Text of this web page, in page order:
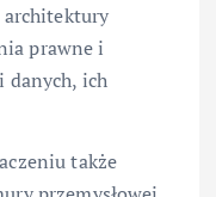
prawne i
danych, ich
także